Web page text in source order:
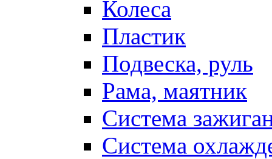
Колеса
Пластик
Подвеска, руль
Рама, маятник
Система
Система